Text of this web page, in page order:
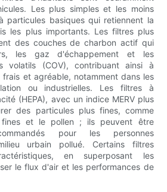
Les plus simples et les moins
particules basiques qui retiennent la
les plus importants. Les filtres plus
des couches de charbon actif qui
les gaz d'échappement et les
volatils (COV), contribuant ainsi à
frais et agréable, notamment dans les
ou industrielles. Les filtres à
(HEPA), avec un indice MERV plus
des particules plus fines, comme
fines et le pollen ; ils peuvent être
pour les personnes
urbain pollué. Certains filtres
en superposant les
le flux d'air et les performances de